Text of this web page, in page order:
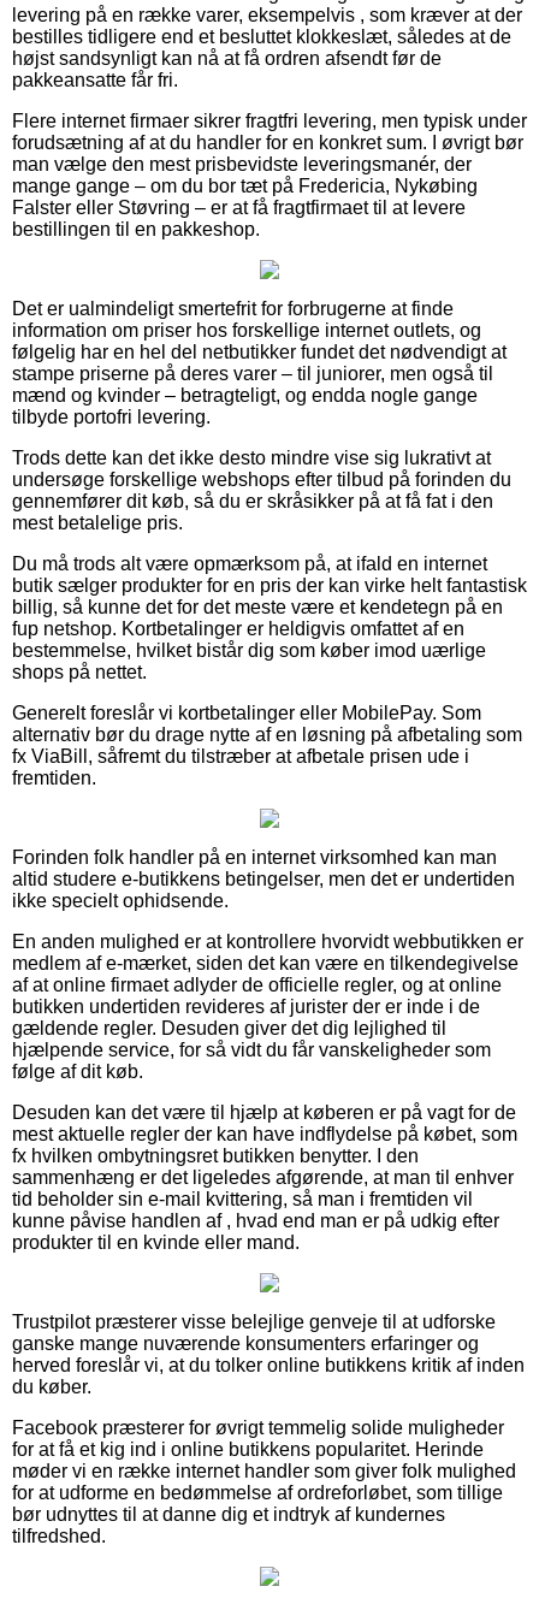
levering på en række varer, eksempelvis , som kræver at der
bestilles tidligere end et besluttet klokkeslæt, således at de
højst sandsynligt kan nå at få ordren afsendt før de
pakkeansatte får fri.
Flere internet firmaer sikrer fragtfri levering, men typisk under
forudsætning af at du handler for en konkret sum. I øvrigt bør
man vælge den mest prisbevidste leveringsmanér, der
mange gange – om du bor tæt på Fredericia, Nykøbing
Falster eller Støvring – er at få fragtfirmaet til at levere
bestillingen til en pakkeshop.
Det er ualmindeligt smertefrit for forbrugerne at finde
information om priser hos forskellige internet outlets, og
følgelig har en hel del netbutikker fundet det nødvendigt at
stampe priserne på deres varer – til juniorer, men også til
mænd og kvinder – betragteligt, og endda nogle gange
tilbyde portofri levering.
Trods dette kan det ikke desto mindre vise sig lukrativt at
undersøge forskellige webshops efter tilbud på forinden du
gennemfører dit køb, så du er skråsikker på at få fat i den
mest betalelige pris.
Du må trods alt være opmærksom på, at ifald en internet
butik sælger produkter for en pris der kan virke helt fantastisk
billig, så kunne det for det meste være et kendetegn på en
fup netshop. Kortbetalinger er heldigvis omfattet af en
bestemmelse, hvilket bistår dig som køber imod uærlige
shops på nettet.
Generelt foreslår vi kortbetalinger eller MobilePay. Som
alternativ bør du drage nytte af en løsning på afbetaling som
fx ViaBill, såfremt du tilstræber at afbetale prisen ude i
fremtiden.
Forinden folk handler på en internet virksomhed kan man
altid studere e-butikkens betingelser, men det er undertiden
ikke specielt ophidsende.
En anden mulighed er at kontrollere hvorvidt webbutikken er
medlem af e-mærket, siden det kan være en tilkendegivelse
af at online firmaet adlyder de officielle regler, og at online
butikken undertiden revideres af jurister der er inde i de
gældende regler. Desuden giver det dig lejlighed til
hjælpende service, for så vidt du får vanskeligheder som
følge af dit køb.
Desuden kan det være til hjælp at køberen er på vagt for de
mest aktuelle regler der kan have indflydelse på købet, som
fx hvilken ombytningsret butikken benytter. I den
sammenhæng er det ligeledes afgørende, at man til enhver
tid beholder sin e-mail kvittering, så man i fremtiden vil
kunne påvise handlen af , hvad end man er på udkig efter
produkter til en kvinde eller mand.
Trustpilot præsterer visse belejlige genveje til at udforske
ganske mange nuværende konsumenters erfaringer og
herved foreslår vi, at du tolker online butikkens kritik af inden
du køber.
Facebook præsterer for øvrigt temmelig solide muligheder
for at få et kig ind i online butikkens popularitet. Herinde
møder vi en række internet handler som giver folk mulighed
for at udforme en bedømmelse af ordreforløbet, som tillige
bør udnyttes til at danne dig et indtryk af kundernes
tilfredshed.